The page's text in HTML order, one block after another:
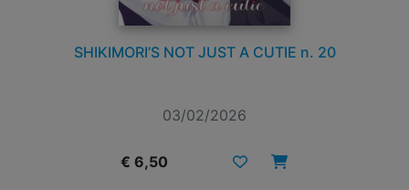
SHIKIMORI’S NOT JUST A CUTIE n. 20
03/02/2026
€ 6,50